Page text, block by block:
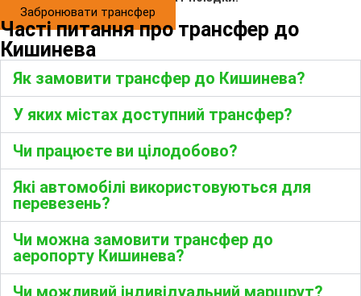
Забронювати трансфер
Часті питання про трансфер до
Кишинева
Як замовити трансфер до Кишинева?
У яких містах доступний трансфер?
Чи працюєте ви цілодобово?
Які автомобілі використовуються для
перевезень?
Чи можна замовити трансфер до
аеропорту Кишинева?
Чи можливий індивідуальний маршрут?